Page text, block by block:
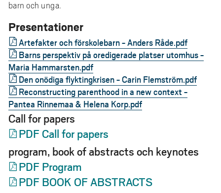
barn och unga.
Presentationer
Artefakter och förskolebarn - Anders Råde.pdf
Barns perspektiv på oredigerade platser utomhus -
Maria Hammarsten.pdf
Den onödiga flyktingkrisen - Carin Flemström.pdf
Reconstructing parenthood in a new context -
Pantea Rinnemaa & Helena Korp.pdf
Call for papers
PDF Call for papers
program, book of abstracts och keynotes
PDF Program
PDF BOOK OF ABSTRACTS